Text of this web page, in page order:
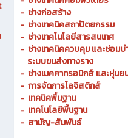
- ช่างเชื่อมโลหะ และตรวจสอบ
- ช่างไฟฟ้ากำลัง
- ช่างอิเล็กทรอนิกส์
- ช่างเทคนิคคอมพิวเตอร์
ช่างก่อสร้าง
- ช่างเทคนิคสถาปัตยกรรม
- ช่างเทคโนโลยีสารสนเทศ
- ช่างเทคนิคควบคุม และซ่อมบำ
ระบบขนส่งทางราง
- ช่างเมคคาทรอนิกส์ และหุ่นยนต์